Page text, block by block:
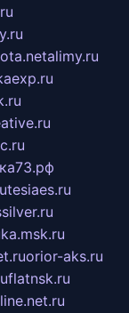
alimy.ru
tesiaes.ru
orior-aks.ru
flatnsk.ru